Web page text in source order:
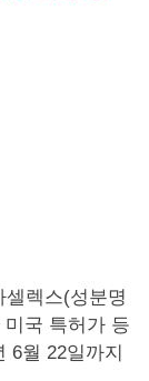
셀렉스(성분명
미국 특허가 등
6월 22일까지